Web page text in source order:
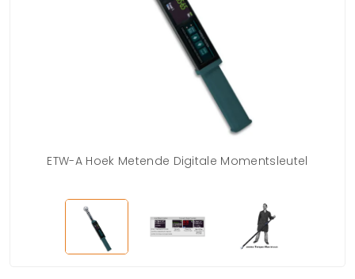
ETW-A Hoek Metende Digitale Momentsleutel